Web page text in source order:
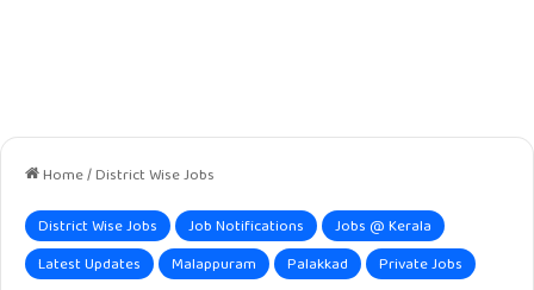
Home/ District Wise Jobs
District Wise Jobs Job Notifications
Jobs @ Kerala
Latest Updates
Malappuram Palakkad Private Jobs